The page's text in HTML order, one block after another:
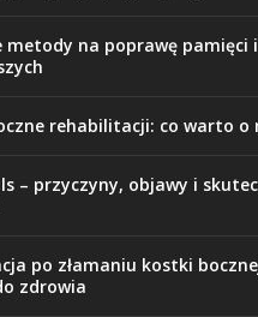
metody na poprawę pamięci
rehabilitacji: co warto o
– przyczyny, objawy i
po złamaniu kostki
zdrowia